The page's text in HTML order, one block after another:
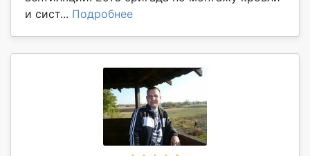
и сист... Подробнее